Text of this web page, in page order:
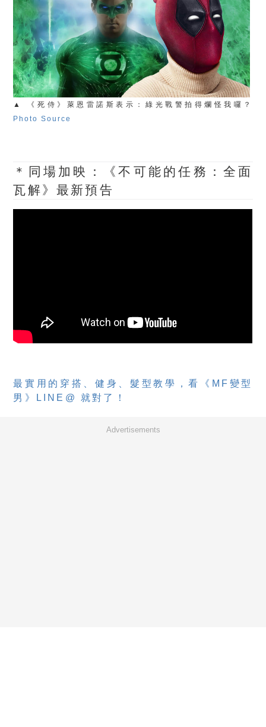
▲ 《死侍》萊恩雷諾斯表示：綠光戰警拍得爛怪我囉？
Photo Source
＊同場加映：《不可能的任務：全面
瓦解》最新預告
最實用的穿搭、健身、髮型教學，看《MF變型
男》LINE@ 就對了！
Advertisements